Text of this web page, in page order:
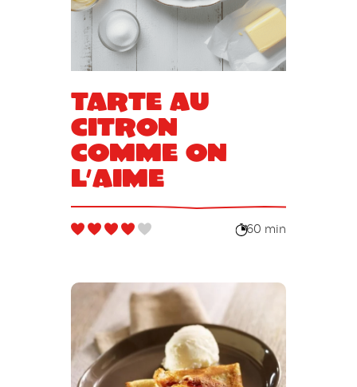
Tarte au
citron
comme on
l’aime
60 min